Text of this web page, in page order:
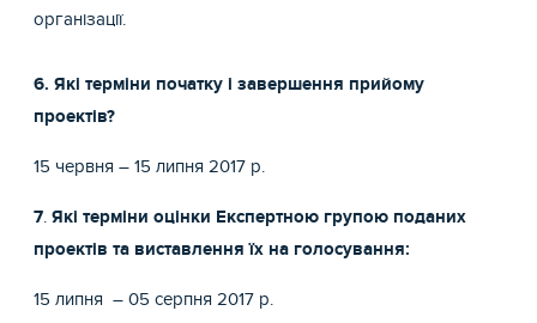
організації.
6. Які терміни початку і завершення прийому
проектів?
15 червня – 15 липня 2017 р.
7.Які терміни оцінки Експертною групою поданих
проектів та виставлення їх на голосування:
15 липня – 05 серпня 2017 р.